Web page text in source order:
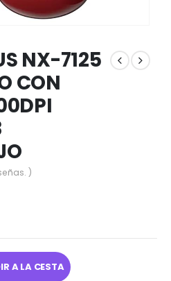
NX-7125
CON
)
A LA CESTA